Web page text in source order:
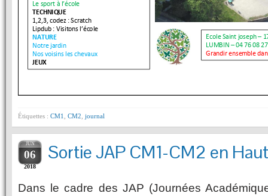
Étiquettes : CM1 CM2 journal
JUN
06
2018
Sortie JAP CM1-CM2 en
Dans le cadre des JAP (Journées